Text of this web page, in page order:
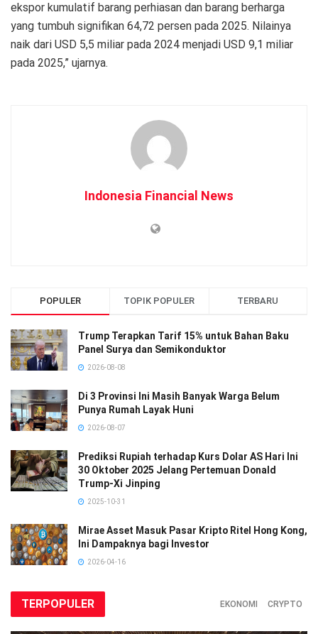
ekspor kumulatif barang perhiasan dan barang berharga
yang tumbuh signifikan 64,72 persen pada 2025. Nilainya
naik dari USD 5,5 miliar pada 2024 menjadi USD 9,1 miliar
pada 2025,” ujarnya.
Indonesia Financial News
POPULER TOPIK POPULER TERBARU
Trump Terapkan Tarif 15% untuk Bahan Baku
Panel Surya dan Semikonduktor
2026-08-08
Di 3 Provinsi Ini Masih Banyak Warga Belum
Punya Rumah Layak Huni
2026-08-07
Prediksi Rupiah terhadap Kurs Dolar AS Hari Ini
30 Oktober 2025 Jelang Pertemuan Donald
Trump-Xi Jinping
2025-10-31
Mirae Asset Masuk Pasar Kripto Ritel Hong Kong,
Ini Dampaknya bagi Investor
2026-04-16
TERPOPULER EKONOMI CRYPTO